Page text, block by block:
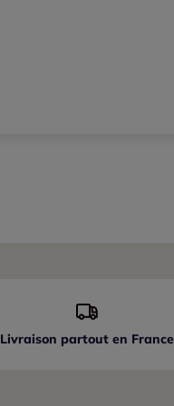
Livraison partouten France